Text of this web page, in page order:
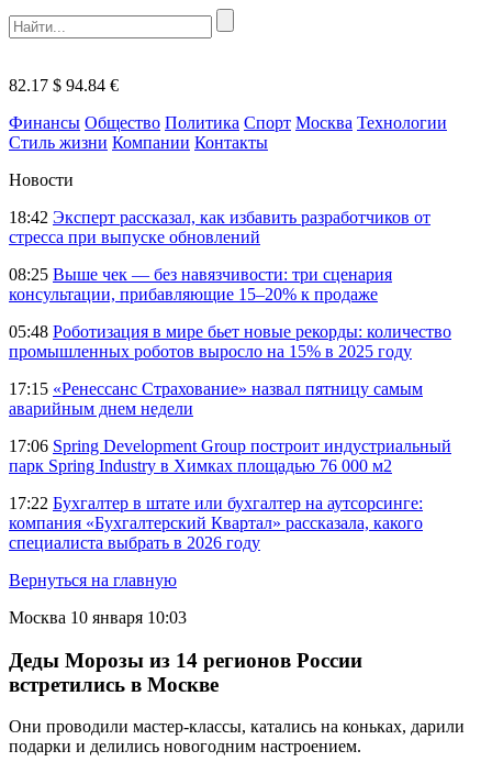
82.17 $ 94.84 €
Финансы Общество Политика Спорт Москва Технологии
Стиль жизни Компании Контакты
Новости
18:42 Эксперт рассказал, как избавить разработчиков от
стресса при выпуске обновлений
08:25 Выше чек — без навязчивости: три сценария
консультации, прибавляющие 15–20% к продаже
05:48 Роботизация в мире бьет новые рекорды: количество
промышленных роботов выросло на 15% в 2025 году
17:15 «Ренессанс Страхование» назвал пятницу самым
аварийным днем недели
17:06 Spring Development Group построит индустриальный
парк Spring Industry в Химках площадью 76 000 м2
17:22 Бухгалтер в штате или бухгалтер на аутсорсинге:
компания «Бухгалтерский Квартал» рассказала, какого
специалиста выбрать в 2026 году
Вернуться на главную
Москва 10 января 10:03
Деды Морозы из 14 регионов России
встретились в Москве
Они проводили мастер-классы, катались на коньках, дарили
подарки и делились новогодним настроением.